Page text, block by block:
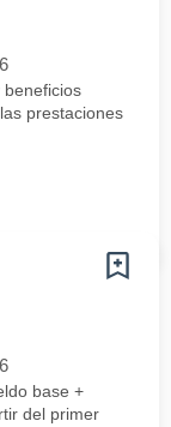
beneficios
prestaciones
base +
del primer